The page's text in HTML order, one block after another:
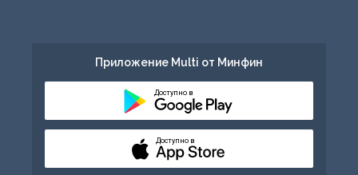
Приложение Multi от Минфин
Доступно в
Доступно в